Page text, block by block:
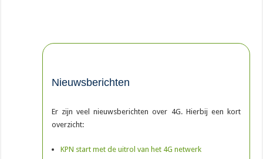
Nieuwsberichten
Er zijn veel nieuwsberichten over 4G. Hierbij een kort
overzicht:
KPN start met de uitrol van het 4G netwerk